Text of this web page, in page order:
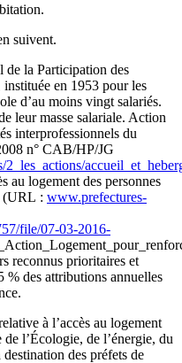
suivent.
de la Participation des
en 1953 pour les
d’au moins vingt salariés.
leur masse salariale. Action
interprofessionnels du
n° CAB/HP/JG
au logement des personnes
(URL : www.prefectures-
file/07-03-2016-
reconnus prioritaires et
des attributions annuelles
à l’accès au logement
l’Écologie, de l’énergie, du
des préfets de